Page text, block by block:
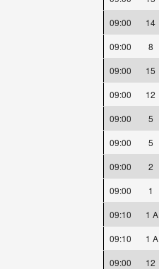
09:00
14
09:00
8
09:00
15
09:00
12
09:00
5
09:00
5
09:00
2
09:00
1
09:10
1 A
09:10
1 A
09:00
12